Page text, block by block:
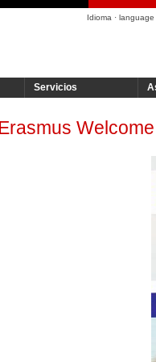
Idioma · language
Servicios